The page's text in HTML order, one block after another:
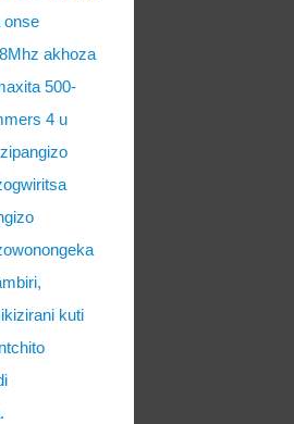
onse
akhoza
500-
4 u
kuti